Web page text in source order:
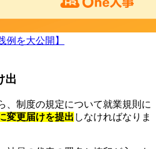
例を大公開】
出
、制度の規定について就業規則に
変更届けを提出 しなければなりま